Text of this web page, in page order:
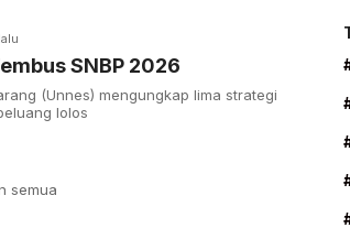
SNBP 2026
(Unnes) mengungkap lima strategi
lolos
semua